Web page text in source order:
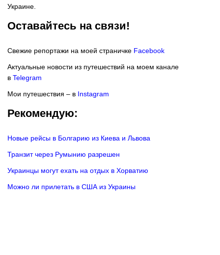
Украине.
Оставайтесь на связи!
Свежие репортажи на моей страничке Facebook
Актуальные новости из путешествий на моем канале
в Telegram
Мои путешествия – в Instagram
Рекомендую:
Новые рейсы в Болгарию из Киева и Львова
Транзит через Румынию разрешен
Украинцы могут ехать на отдых в Хорватию
Можно ли прилетать в США из Украины